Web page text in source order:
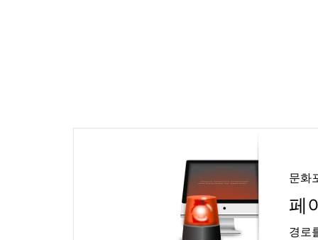
문화
페
경로